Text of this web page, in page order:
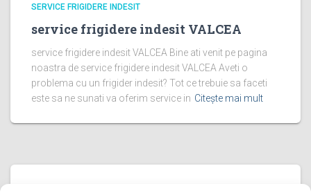
SERVICE FRIGIDERE INDESIT
service frigidere indesit VALCEA
service frigidere indesit VALCEA Bine ati venit pe pagina
noastra de service frigidere indesit VALCEA Aveti o
problema cu un frigider indesit? Tot ce trebuie sa faceti
este sa ne sunati va oferim service in Citește mai mult